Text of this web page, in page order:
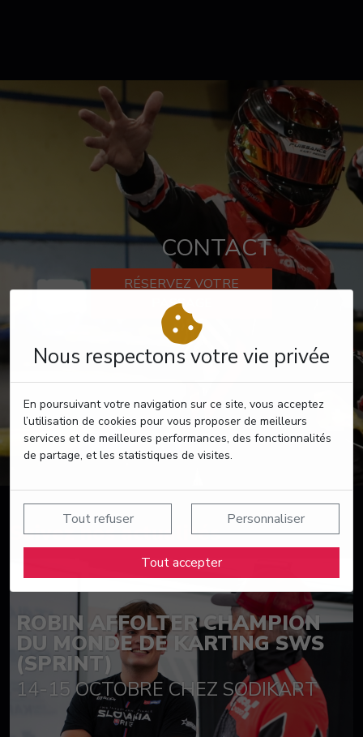
Nous respectons votre vie privée
En poursuivant votre navigation sur ce site, vous acceptez
l’utilisation de cookies pour vous proposer de meilleurs
services et de meilleures performances, des fonctionnalités
de partage, et les statistiques de visites.
Tout refuser Personnaliser
Tout accepter
CONTACT
RÉSERVEZ VOTRE
PASSAGE
Suivez nos actualités
ROBIN AFFOLTER CHAMPION
DU MONDE DE KARTING SWS
(SPRINT)
14-15 OCTOBRE CHEZ SODIKART